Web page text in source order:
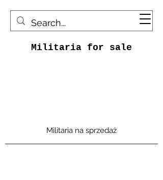
Militaria for sale
Militaria na sprzedaż